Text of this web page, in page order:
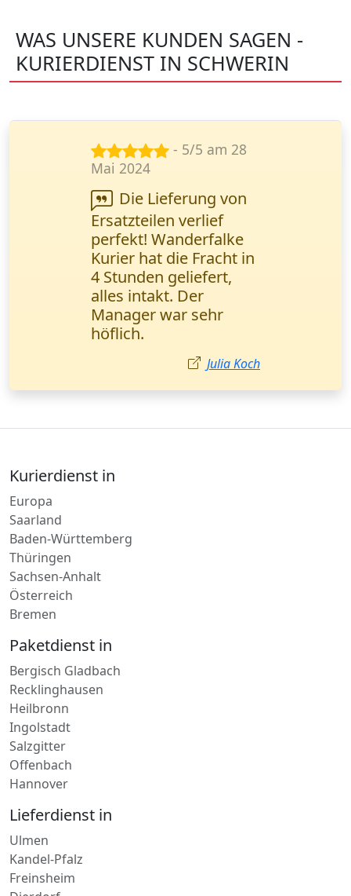
WAS UNSERE KUNDEN SAGEN -
KURIERDIENST IN SCHWERIN
- 5/5 am 11
Jan. 2025
Ich musste
dringend Verträge
verschicken.
Wanderfalke Kurier hat
sie in 2 Stunden mit
Bestätigung geliefert.
Absolute Profis!
Europa
Saarland
Baden-Württemberg
Thüringen
Sachsen-Anhalt
Österreich
Bremen
Paketdienst in
Bergisch Gladbach
Recklinghausen
Heilbronn
Ingolstadt
Salzgitter
Offenbach
Hannover
Lieferdienst in
Ulmen
Kandel-Pfalz
Freinsheim
Dierdorf